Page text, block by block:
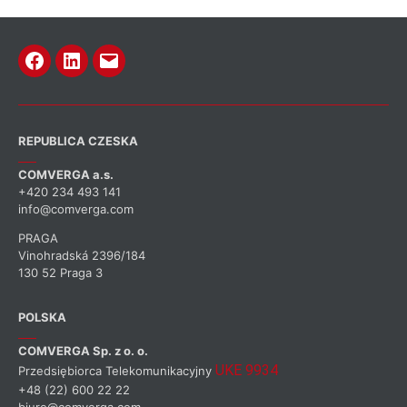
REPUBLICA CZESKA
COMVERGA a.s.
+420 234 493 141
info@comverga.com
PRAGA
Vinohradská 2396/184
130 52 Praga 3
POLSKA
COMVERGA Sp. z o. o.
Przedsiębiorca Telekomunikacyjny UKE 9934
+48 (22) 600 22 22